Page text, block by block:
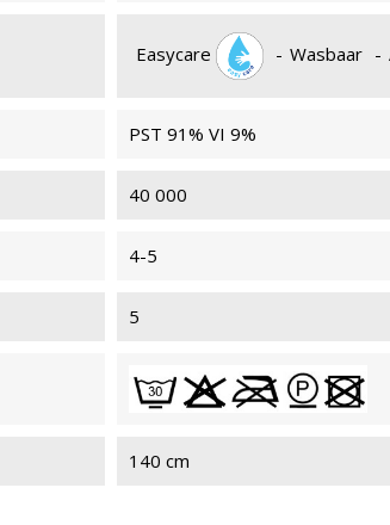
Easycare - Wasbaar -
PST 91% VI 9%
40 000
4-5
5
140 cm